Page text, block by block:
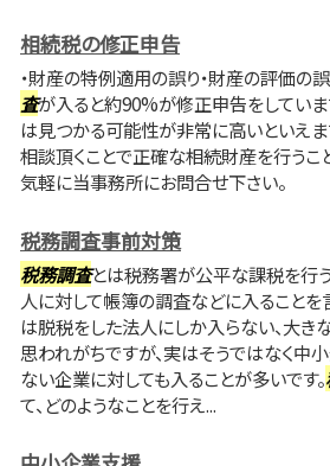
相続税の修正申告
・財産の特例適用の誤り・財産の評価の
査が入ると約90%が修正申告をしてい
は見つかる可能性が非常に高いといえ
相談頂くことで正確な相続財産を行うこ
気軽に当事務所にお問合せ下さい。
税務調査事前対策
税務調査とは税務署が公平な課税を行
人に対して帳簿の調査などに入ることを
は脱税をした法人にしか入らない、大き
思われがちですが、実はそうではなく中
ない企業に対しても入ることが多いです。
て、どのようなことを行え...